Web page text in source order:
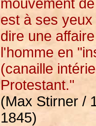
mouvement
est à ses
dire une
l'homme en
(canaille
Protestant."
(Max Stirner /
1845)